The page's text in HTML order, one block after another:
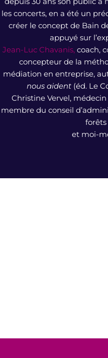
les concerts, en a été un
créer le concept de Bain
appuyé sur
Jean-Luc Chavanis, coach,
concepteur de la
médiation en entreprise,
nous aident (éd. Le
Christine Vervel,
membre du conseil
forêts
et moi-